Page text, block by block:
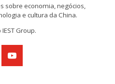
sobre economia, negócios,
e cultura da China.
Group.